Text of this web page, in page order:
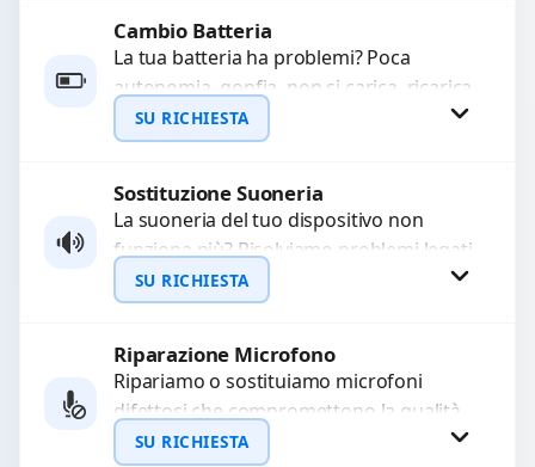
Richiedi Preventivo
WhatsApp
Cambio Batteria
La tua batteria ha problemi? Poca
autonomia, gonfia, non si carica, ricarica
lenta o cicli di ricarica esauriti?
Sostituiamo la...
SU RICHIESTA
Richiedi Preventivo
WhatsApp
Sostituzione Suoneria
La suoneria del tuo dispositivo non
funziona più? Risolviamo problemi legati
a moduli audio difettosi con interventi
precisi e componenti...
SU RICHIESTA
Richiedi Preventivo
WhatsApp
Riparazione Microfono
Ripariamo o sostituiamo microfoni
difettosi che compromettono la qualità
audio delle registrazioni o delle
SU RICHIESTA